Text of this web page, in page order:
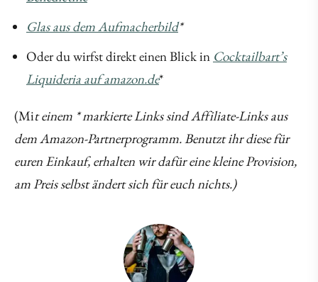
Glas aus dem Aufmacherbild*
Oder du wirfst direkt einen Blick in Cocktailbart’s
Liquideria auf amazon.de*
(Mit einem * markierte Links sind Affiliate-Links aus
dem Amazon-Partnerprogramm. Benutzt ihr diese für
euren Einkauf, erhalten wir dafür eine kleine Provision,
am Preis selbst ändert sich für euch nichts.)